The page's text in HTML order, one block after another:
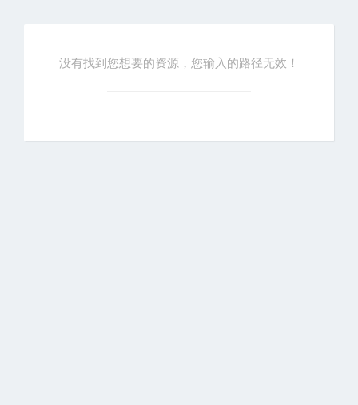
没有找到您想要的资源，您输入的路径无效！